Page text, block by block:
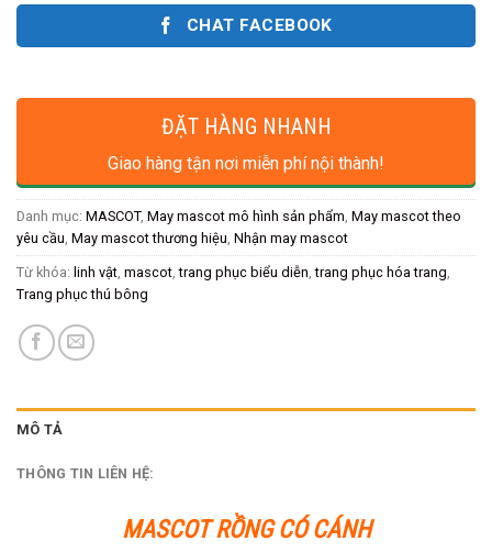
CHAT FACEBOOK
ĐẶT HÀNG NHANH
Giao hàng tận nơi miễn phí nội thành!
Danh mục: MASCOT, May mascot mô hình sản phẩm May mascot theo
yêu cầu May mascot thương hiệu Nhận may mascot
Từ khóa: linh vật mascot ,trang phục biểu diễn ,trang phục hóa trang
Trang phục thú bông
MÔ TẢ
THÔNG TIN LIÊN HỆ:
MASCOT RỒNG CÓ CÁNH